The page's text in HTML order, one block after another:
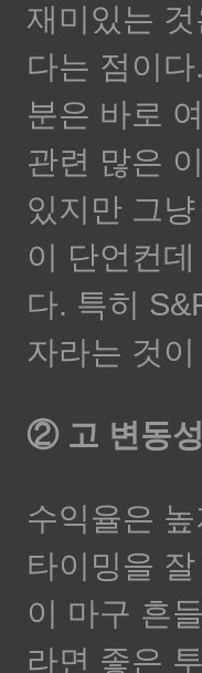
재미있는
다는 점이
분은 바로
관련 많은
있지만 그
이 단언컨
다. 특히
자라는 것
② 고 변동
수익율은
타이밍을
이 마구 흔
라면 좋은